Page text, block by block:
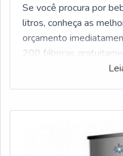
Se você procura por
litros, conheça as
orçamento
200 fábricas